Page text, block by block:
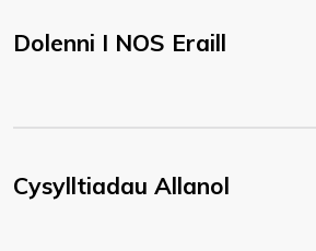
Dolenni I NOS Eraill
Cysylltiadau Allanol